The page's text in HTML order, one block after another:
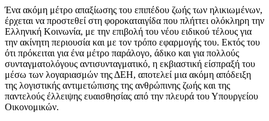
Ένα ακόμη μέτρο απαξίωσης του επιπέδου ζωής των ηλικιωμένων,
έρχεται να προστεθεί στη φοροκαταιγίδα που πλήττει ολόκληρη την
Ελληνική Κοινωνία, με την επιβολή του νέου ειδικού τέλους για
την ακίνητη περιουσία και με τον τρόπο εφαρμογής του. Εκτός του
ότι πρόκειται για ένα μέτρο παράλογο, άδικο και για πολλούς
συνταγματολόγους αντισυνταγματικό, η εκβιαστική είσπραξή του
μέσω των λογαριασμών της ΔΕΗ, αποτελεί μια ακόμη απόδειξη
της λογιστικής αντιμετώπισης της ανθρώπινης ζωής και της
παντελούς έλλειψης ευαισθησίας από την πλευρά του Υπουργείου
Οικονομικών.